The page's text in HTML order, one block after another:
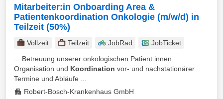
Mitarbeiter:in Onboarding Area &
Patientenkoordination Onkologie (m/w/d) in
Teilzeit (50%)
Vollzeit Teilzeit JobRad
JobTicket
... Betreuung unserer onkologischen Patient:innen
Organisation und Koordination vor- und nachstationärer
Termine und Abläufe ...
Robert-Bosch-Krankenhaus GmbH